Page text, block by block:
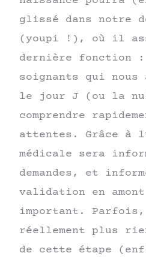
glissé dans notre
(youpi !), où il
dernière fonction :
soignants qui
le jour J (ou la
comprendre
attentes. Grâce à
médicale sera
demandes, et
validation en
important.
réellement plus
de cette étape